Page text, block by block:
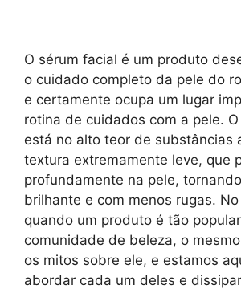
O sérum facial é um produto
o cuidado completo da pele do
e certamente ocupa um lugar
rotina de cuidados com a pele.
está no alto teor de substâncias
textura extremamente leve, que
profundamente na pele,
brilhante e com menos rugas.
quando um produto é tão
comunidade de beleza, o
os mitos sobre ele, e estamos
abordar cada um deles e